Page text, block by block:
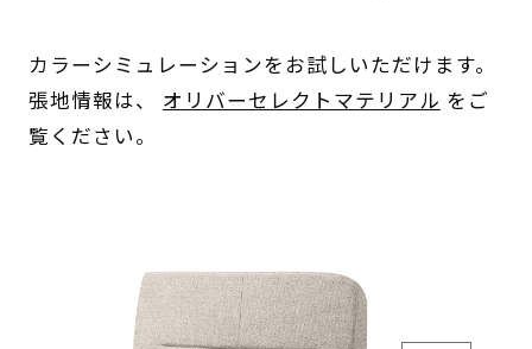
カラーシミュレーションをお試しいただけます。
張地情報は、 オリバーセレクトマテリアル をご
覧ください。